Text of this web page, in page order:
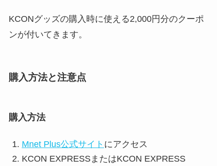
KCONグッズの購入時に使える2,000円分のクーポ
ンが付いてきます。
購入方法と注意点
購入方法
Mnet Plus公式サイト にアクセス
KCON EXPRESSまたはKCON EXPRESS